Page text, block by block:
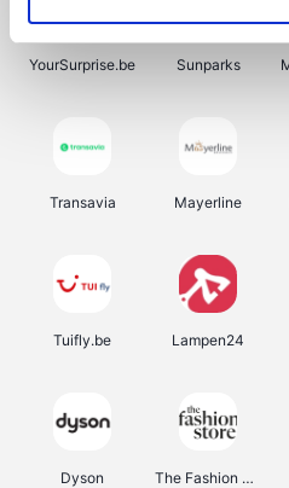
YourSurprise.be Sunparks
Transavia Mayerline
Tuifly.be Lampen24
Dyson The Fashion Store